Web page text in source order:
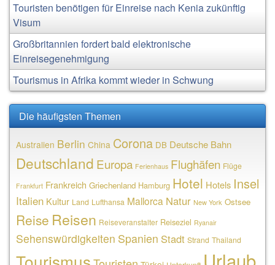
Touristen benötigen für Einreise nach Kenia zukünftig
Visum
Großbritannien fordert bald elektronische
Einreisegenehmigung
Tourismus in Afrika kommt wieder in Schwung
Die häufigsten Themen
Australien Berlin China Corona DB Deutsche Bahn
Deutschland Europa Ferienhaus Flughäfen Flüge
Frankfurt Frankreich Griechenland Hamburg Hotel Hotels Insel
Italien Kultur Land Lufthansa Mallorca Natur New York Ostsee
Reise Reisen Reiseveranstalter Reiseziel Ryanair
Sehenswürdigkeiten Spanien Stadt Strand Thailand